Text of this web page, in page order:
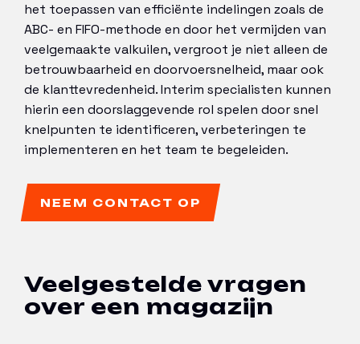
het toepassen van efficiënte indelingen zoals de
ABC- en FIFO-methode en door het vermijden van
veelgemaakte valkuilen, vergroot je niet alleen de
betrouwbaarheid en doorvoersnelheid, maar ook
de klanttevredenheid. Interim specialisten kunnen
hierin een doorslaggevende rol spelen door snel
knelpunten te identificeren, verbeteringen te
implementeren en het team te begeleiden.
NEEM CONTACT OP
Veelgestelde vragen
over een magazijn